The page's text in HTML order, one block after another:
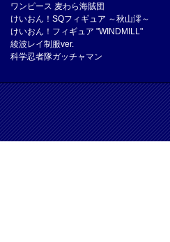
ワンピース 麦わら海賊団
けいおん！SQフィギュア ～秋山澪～
けいおん！フィギュア "WINDMILL"
綾波レイ制服ver.
科学忍者隊ガッチャマン